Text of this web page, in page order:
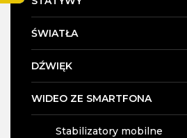
ŚWIATŁA
DŹWIĘK
WIDEO ZE SMARTFONA
Stabilizatory mobilne